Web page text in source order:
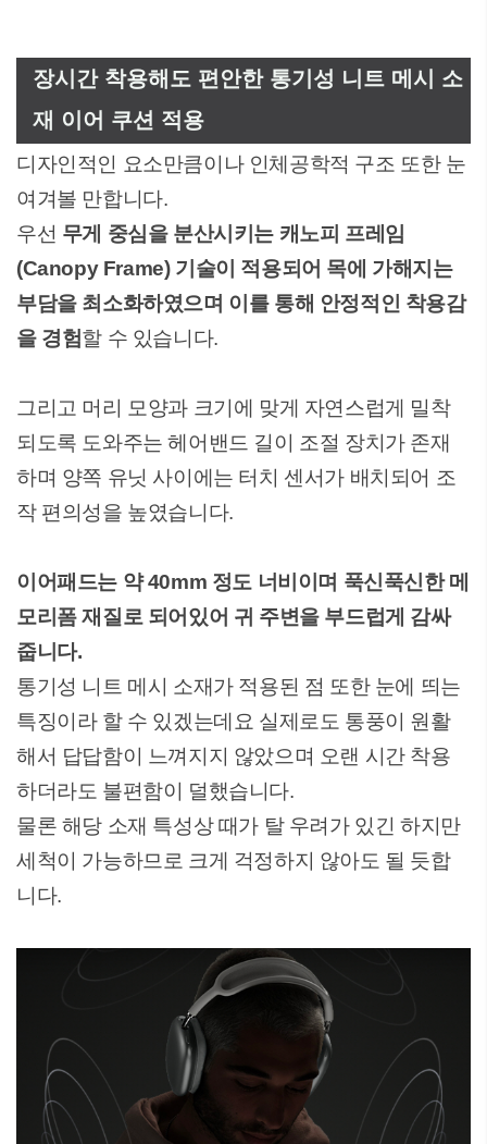
장시간 착용해도 편안한 통기성 니트 메시 소
재 이어 쿠션 적용
디자인적인 요소만큼이나 인체공학적 구조 또한 눈
여겨볼 만합니다.
우선 무게 중심을 분산시키는 캐노피 프레임
(Canopy Frame) 기술이 적용되어 목에 가해지는
부담을 최소화하였으며 이를 통해 안정적인 착용감
을 경험할 수 있습니다.
그리고 머리 모양과 크기에 맞게 자연스럽게 밀착
되도록 도와주는 헤어밴드 길이 조절 장치가 존재
하며 양쪽 유닛 사이에는 터치 센서가 배치되어 조
작 편의성을 높였습니다.
이어패드는 약 40mm 정도 너비이며 푹신푹신한 메
모리폼 재질로 되어있어 귀 주변을 부드럽게 감싸
줍니다.
통기성 니트 메시 소재가 적용된 점 또한 눈에 띄는
특징이라 할 수 있겠는데요 실제로도 통풍이 원활
해서 답답함이 느껴지지 않았으며 오랜 시간 착용
하더라도 불편함이 덜했습니다.
물론 해당 소재 특성상 때가 탈 우려가 있긴 하지만
세척이 가능하므로 크게 걱정하지 않아도 될 듯합
니다.